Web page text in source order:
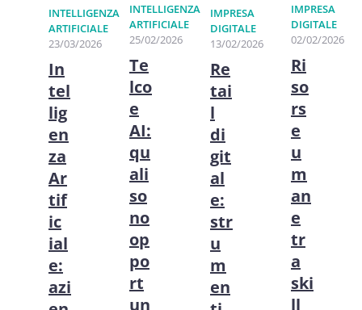
INTELLIGENZA
ARTIFICIALE
23/03/2026
In
tel
lig
en
za
Ar
tif
ic
ial
e:
azi
INTELLIGENZA
ARTIFICIALE
25/02/2026
Te
lco
e
AI:
qu
ali
so
no
op
po
rt
un
IMPRESA
DIGITALE
13/02/2026
Re
tai
l
di
git
al
e:
str
u
m
en
IMPRESA
DIGITALE
02/02/2026
Ri
so
rs
e
u
m
an
e
tr
a
ski
ll